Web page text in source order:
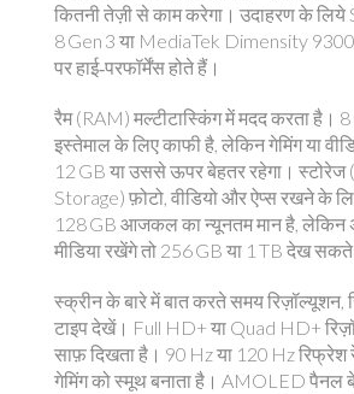
कितनी तेज़ी से काम करेगा। उदाहरण के लिये
8 Gen 3 या MediaTek Dimensity
पर हाई‑परफॉर्मेंस होते हैं।
रैम (RAM) मल्टीटास्किंग में मदद करता है। 8
इस्तेमाल के लिए काफी है, लेकिन गेमिंग या
12 GB या उससे ऊपर बेहतर रहेगा। स्टोरेज
Storage) फ़ोटो, वीडियो और ऐप्स रखने के
128 GB आजकल का न्यूनतम मान है, लेकिन
मीडिया रखेंगे तो 256 GB या 1 TB देख
स्क्रीन के बारे में बात करते समय
टाइप देखें। Full HD+ या Quad HD+
साफ़ दिखता है। 90 Hz या 120 Hz रिफ्रेश
गेमिंग को स्मूथ बनाता है। AMOLED पैनल